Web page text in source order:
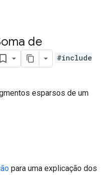
de
#include
esparsos de um
para uma explicação dos